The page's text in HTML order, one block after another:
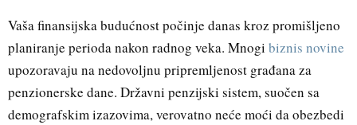
Vaša finansijska budućnost počinje danas kroz promišljeno
planiranje perioda nakon radnog veka. Mnogi biznis novine
upozoravaju na nedovoljnu pripremljenost građana za
penzionerske dane. Državni penzijski sistem, suočen sa
demografskim izazovima, verovatno neće moći da obezbedi